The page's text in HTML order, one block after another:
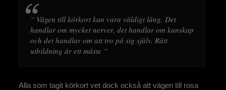
“ Vägen till körkort kan vara väldigt lång. Det
handlar om mycket nerver, det handlar om kunskap
och det handlar om att tro på sig själv. Rätt
utbildning är ett måste “
Alla som tagit körkort vet dock också att vägen till rosa